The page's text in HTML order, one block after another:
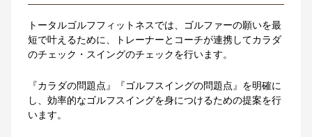
トータルゴルフフィットネスでは、ゴルファーの願いを最
短で叶えるために、トレーナーとコーチが連携してカラダ
のチェック・スイングのチェックを行います。
『カラダの問題点』『ゴルフスイングの問題点』を明確に
し、効率的なゴルフスイングを身につけるための提案を行
います。